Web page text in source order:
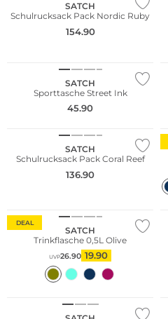
SATCH
Schulrucksack Pack Nordic Ruby
154.90
SATCH
Sporttasche Street Ink
45.90
SATCH
Schulrucksack Pack Coral Reef
136.90
DEAL
SATCH
Trinkflasche 0,5L Olive
UVP26.90 19.90
Nachhaltig